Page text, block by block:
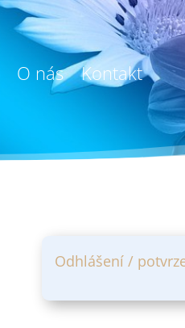
O nás Kontakt
Odhlášení /